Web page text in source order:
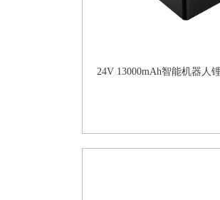
24V 13000mAh智能机器人